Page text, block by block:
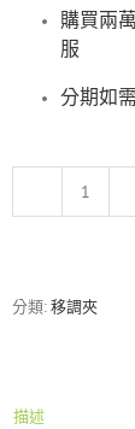
購買兩
服
分期如
G7th
局
分類:移調夾
描述